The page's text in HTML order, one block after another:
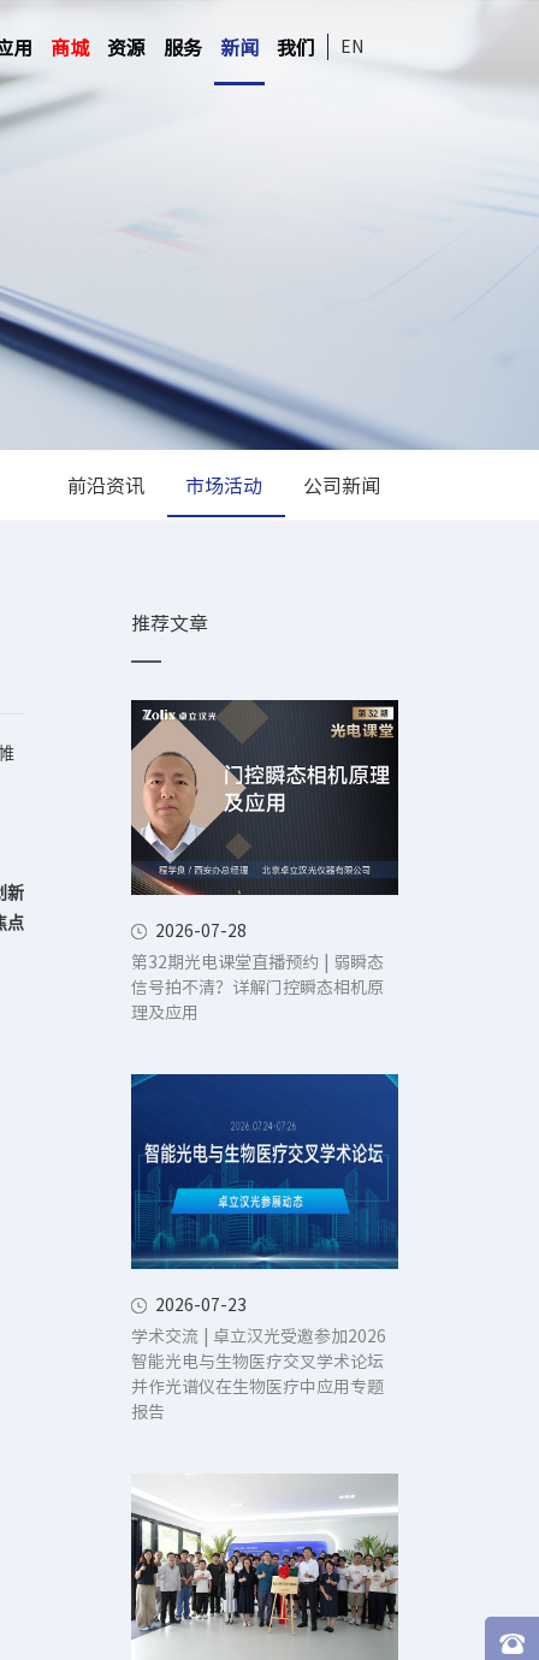
用 商城 资源 服务 新闻 我们 EN
前沿资讯 市场活动 公司新闻
新
点
推荐文章
2026-07-28
第32期光电课堂直播预约 | 弱瞬态
信号拍不清？详解门控瞬态相机原
理及应用
2026-07-23
学术交流 | 卓立汉光受邀参加2026
智能光电与生物医疗交叉学术论坛
并作光谱仪在生物医疗中应用专题
报告